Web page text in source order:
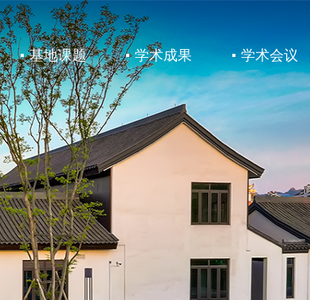
基地课题 学术成果 学术会议